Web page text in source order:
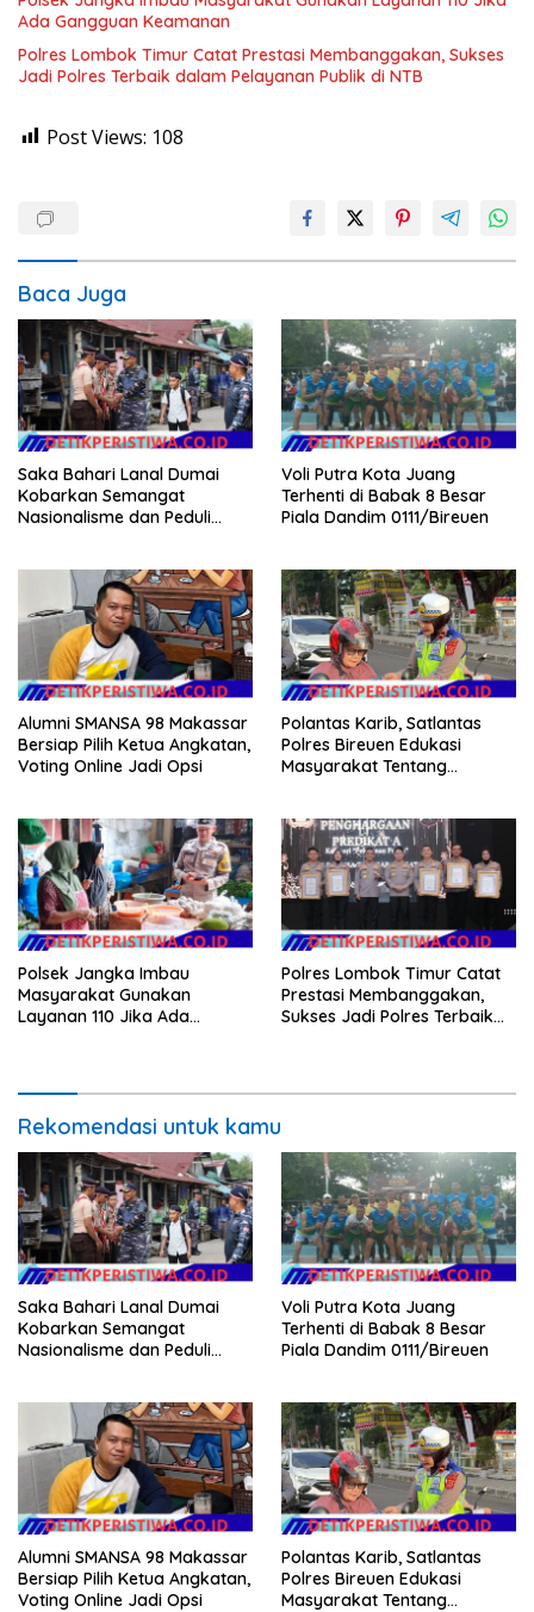
Ada Gangguan Keamanan
Polres Lombok Timur Catat Prestasi Membanggakan, Sukses
Jadi Polres Terbaik dalam Pelayanan Publik di NTB
Post Views: 108
Baca Juga
Saka Bahari Lanal Dumai
Kobarkan Semangat
Nasionalisme dan Peduli
Voli Putra Kota Juang
Terhenti di Babak 8 Besar
Piala Dandim 0111/Bireuen
Alumni SMANSA 98 Makassar
Bersiap Pilih Ketua Angkatan,
Voting Online Jadi Opsi
Polantas Karib, Satlantas
Polres Bireuen Edukasi
Masyarakat Tentang
Polsek Jangka Imbau
Masyarakat Gunakan
Layanan 110 Jika Ada
Polres Lombok Timur Catat
Prestasi Membanggakan,
Sukses Jadi Polres Terbaik
Rekomendasi untuk kamu
Saka Bahari Lanal Dumai
Kobarkan Semangat
Nasionalisme dan Peduli
Voli Putra Kota Juang
Terhenti di Babak 8 Besar
Piala Dandim 0111/Bireuen
Alumni SMANSA 98 Makassar
Bersiap Pilih Ketua Angkatan,
Voting Online Jadi Opsi
Polantas Karib, Satlantas
Polres Bireuen Edukasi
Masyarakat Tentang